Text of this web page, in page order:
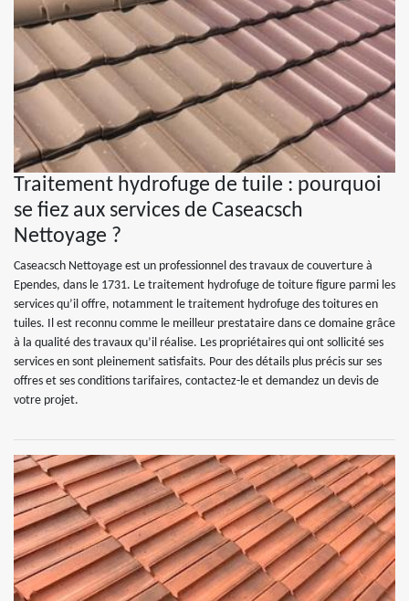
Traitement hydrofuge de tuile : pourquoi
se fiez aux services de Caseacsch
Nettoyage ?
Caseacsch Nettoyage est un professionnel des travaux de couverture à
Ependes, dans le 1731. Le traitement hydrofuge de toiture figure parmi les
services qu’il offre, notamment le traitement hydrofuge des toitures en
tuiles. Il est reconnu comme le meilleur prestataire dans ce domaine grâce
à la qualité des travaux qu’il réalise. Les propriétaires qui ont sollicité ses
services en sont pleinement satisfaits. Pour des détails plus précis sur ses
offres et ses conditions tarifaires, contactez-le et demandez un devis de
votre projet.